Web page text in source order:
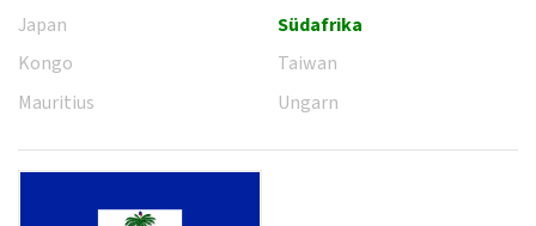
Japan
Kongo
Mauritius
Südafrika
Taiwan
Ungarn